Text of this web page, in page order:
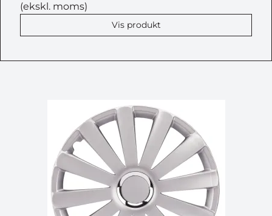
(ekskl. moms)
Vis produkt